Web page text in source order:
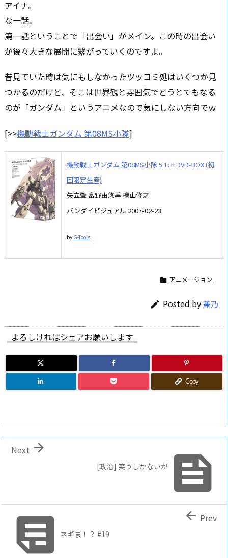
アイナ。
な一話。
第一話ということで「出会い」がメイン。この時の出会い
が後々大きな展開に繋がっていくのですよ。
昔見ていた時は気にもしなかったツッコミ処はいくつか見
つかるのだけど、そこは世界観と雰囲気でどうとでもなる
のが「ガンダム」というアニメなので気にしない方向でｗ
[>>機動戦士ガンダム 第08MS小隊]
機動戦士ガンダム 第08MS小隊 5.1ch DVD-BOX (初
回限定生産)
矢立肇 富野由悠季 檜山修之
バンダイビジュアル 2007-02-23
by G-Tools
 アニメーション
 Posted by兼乃
よろしければシェアお願いします
Copy

[政治] 笑うしかないが

Next
ネギま！？ #19
 Prev